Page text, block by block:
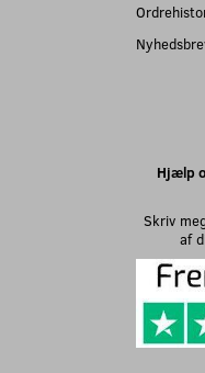
Hjælp
Skriv
af